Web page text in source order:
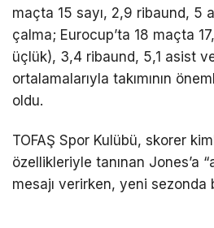
maçta 15 sayı, 2,9 ribaund, 5
çalma; Eurocup’ta 18 maçta
üçlük), 3,4 ribaund, 5,1 asist
ortalamalarıyla takımının
oldu.
TOFAŞ Spor Kulübü, skorer
özellikleriyle tanınan Jones’a
mesajı verirken, yeni sezonda